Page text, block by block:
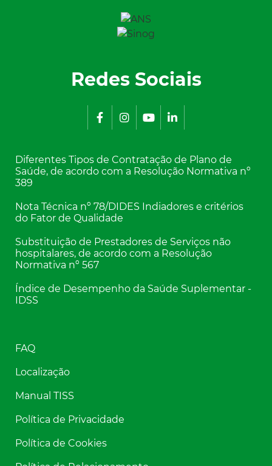
Redes Sociais
Diferentes Tipos de Contratação de Plano de
Saúde, de acordo com a Resolução Normativa nº
389
Nota Técnica nº 78/DIDES Indiadores e critérios
do Fator de Qualidade
Substituição de Prestadores de Serviços não
hospitalares, de acordo com a Resolução
Normativa nº 567
Índice de Desempenho da Saúde Suplementar -
IDSS
FAQ
Localização
Manual TISS
Política de Privacidade
Política de Cookies